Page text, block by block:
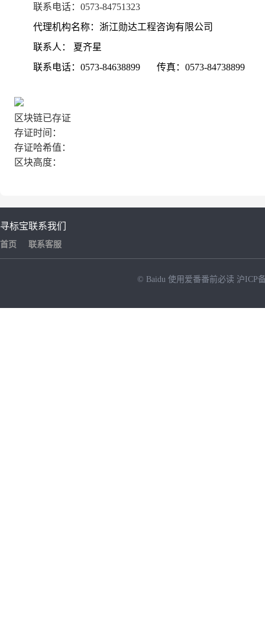
联系电话： 0573-84751323
代理机构名称： 浙江勋达工程咨询有限公司
联系人：
夏齐星
联系电话： 0573-84638899 传真： 0573-84738899
区块链已存证
存证时间：
存证哈希值：
区块高度：
寻标宝
首页
联系我们
联系客服
© Baidu 使用爱番番前必读 沪ICP